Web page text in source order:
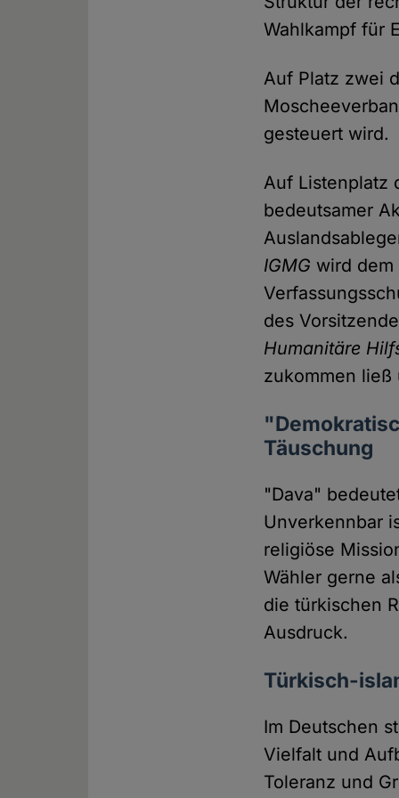
Wahlkampf für
Auf Platz zwei
gesteuert wird.
Auf Listenplatz
bedeutsamer
IGMG wird
des
Humanitäre
zukommen ließ
Täuschung
"Dava"
Unverkennbar
religiöse
Wähler gerne
die türkischen
Ausdruck.
Türkisch-
Im Deutschen
Vielfalt und
Toleranz und